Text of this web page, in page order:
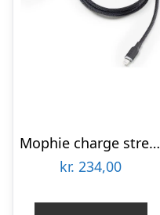
Mophie charge stream Lightning cable – 3 m
kr. 234,00